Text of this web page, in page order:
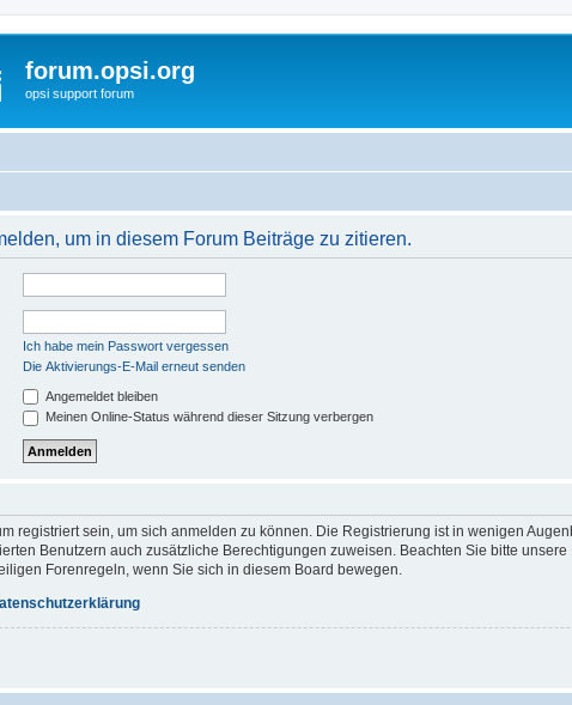
forum.opsi.org
opsi support forum
um in diesem Forum Beiträge zu zitieren.
Ich habe mein Passwort vergessen
Die Aktivierungs-E-Mail erneut senden
Angemeldet bleiben
Meinen Online-Status während dieser Sitzung verbergen
registriert sein, um sich anmelden zu können. Die Registrierung ist in wenigen
Benutzern auch zusätzliche Berechtigungen zuweisen. Beachten Sie bitte
Forenregeln, wenn Sie sich in diesem Board bewegen.